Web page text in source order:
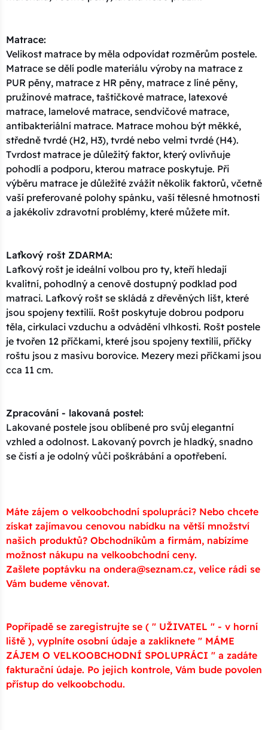
Matrace:
Velikost matrace by měla odpovídat rozměrům postele.
Matrace se dělí podle materiálu výroby na matrace z
PUR pěny, matrace z HR pěny, matrace z líné pěny,
pružinové matrace, taštičkové matrace, latexové
matrace, lamelové matrace, sendvičové matrace,
antibakteriální matrace. Matrace mohou být měkké,
středně tvrdé (H2, H3), tvrdé nebo velmi tvrdé (H4).
Tvrdost matrace je důležitý faktor, který ovlivňuje
pohodlí a podporu, kterou matrace poskytuje. Při
výběru matrace je důležité zvážit několik faktorů, včetně
vaší preferované polohy spánku, vaší tělesné hmotnosti
a jakékoliv zdravotní problémy, které můžete mít.
Laťkový rošt ZDARMA:
Laťkový rošt je ideální volbou pro ty, kteří hledají
kvalitní, pohodlný a cenově dostupný podklad pod
matraci. Laťkový rošt se skládá z dřevěných lišt, které
jsou spojeny textilií. Rošt poskytuje dobrou podporu
těla, cirkulaci vzduchu a odvádění vlhkosti. Rošt postele
je tvořen 12 příčkami, které jsou spojeny textilií, příčky
roštu jsou z masivu borovice. Mezery mezi příčkami jsou
cca 11 cm.
Zpracování - lakovaná postel:
Lakované postele jsou oblíbené pro svůj elegantní
vzhled a odolnost. Lakovaný povrch je hladký, snadno
se čistí a je odolný vůči poškrábání a opotřebení.
Máte zájem o velkoobchodní spolupráci? Nebo chcete
získat zajímavou cenovou nabídku na větší množství
našich produktů? Obchodníkům a firmám, nabízíme
možnost nákupu na velkoobchodní ceny.
Zašlete poptávku na ondera@seznam.cz, velice rádi se
Vám budeme věnovat.
Popřípadě se zaregistrujte se ( " UŽIVATEL " - v horní
liště ), vyplníte osobní údaje a zakliknete " MÁME
ZÁJEM O VELKOOBCHODNÍ SPOLUPRÁCI " a zadáte
fakturační údaje. Po jejich kontrole, Vám bude povolen
přístup do velkoobchodu.